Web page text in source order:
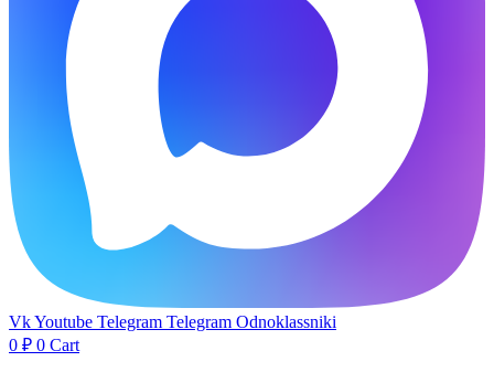
VkYoutube Telegram Telegram Odnoklassniki
0 ₽ 0 Cart